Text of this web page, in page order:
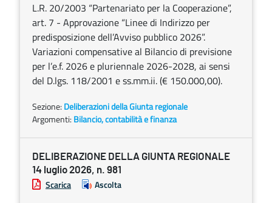
L.R. 20/2003 “Partenariato per la Cooperazione”,
art. 7 - Approvazione “Linee di Indirizzo per
predisposizione dell’Avviso pubblico 2026”.
Variazioni compensative al Bilancio di previsione
per l’e.f. 2026 e pluriennale 2026-2028, ai sensi
del D.lgs. 118/2001 e ss.mm.ii. (€ 150.000,00).
Sezione: Deliberazioni della Giunta regionale
Argomenti: Bilancio, contabilità e finanza
DELIBERAZIONE DELLA GIUNTA REGIONALE
14 luglio 2026, n. 981
Scarica Ascolta